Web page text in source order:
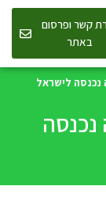
קשר ופרסום
באתר
נכנסה לישראל
נכנסה